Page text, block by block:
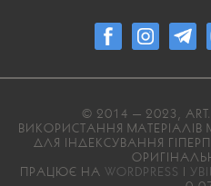
© 2014 — 2023,
ВИКОРИСТАННЯ
ДЛЯ ІНДЕКСУВАННЯ
ПРАЦЮЄ НА WORDPRESS |